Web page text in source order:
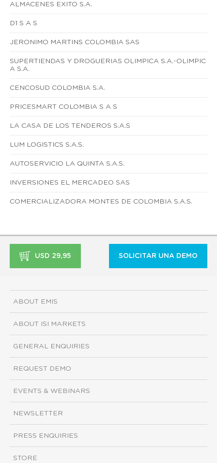
ALMACENES EXITO S.A.
D1 S A S
JERONIMO MARTINS COLOMBIA SAS
SUPERTIENDAS Y DROGUERIAS OLIMPICA S.A.-OLIMPIC
A S.A.
CENCOSUD COLOMBIA S.A.
PRICESMART COLOMBIA S A S
LA CASA DE LOS TENDEROS S.A.S
LUM LOGISTICS S.A.S.
AUTOSERVICIO LA QUINTA S.A.S.
INVERSIONES EL MERCADEO SAS
COMERCIALIZADORA MONTES DE COLOMBIA S.A.S.
USD 29,95 SOLICITAR UNA DEMO
ABOUT EMIS
ABOUT ISI MARKETS
GENERAL ENQUIRIES
REQUEST DEMO
EVENTS & WEBINARS
NEWSLETTER
PRESS ENQUIRIES
STORE